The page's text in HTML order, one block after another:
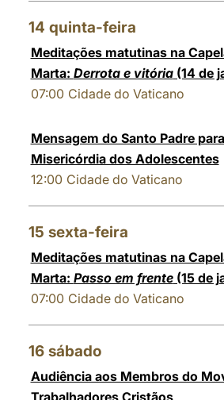
14 quinta-feira
Meditações matutinas na
Marta: Derrota e vitória(14 de
07:00 Cidade do Vaticano
Mensagem do Santo Padre
Misericórdia dos Adolescentes
12:00 Cidade do Vaticano
15 sexta-feira
Meditações matutinas na
Marta: Passo em frente(15 de
07:00 Cidade do Vaticano
16 sábado
Audiência aos Membros do
Trabalhadores Cristãos